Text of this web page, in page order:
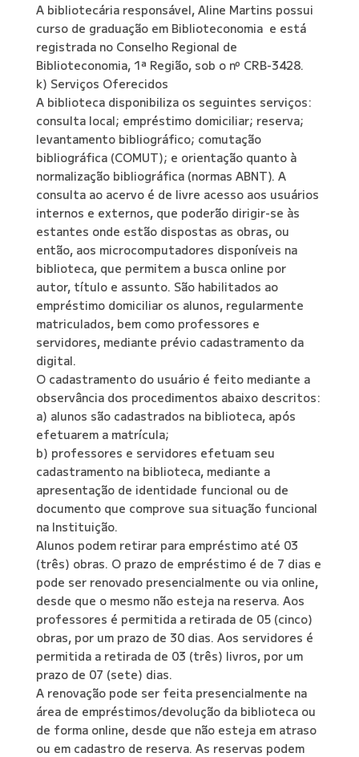
A bibliotecária responsável, Aline Martins possui
curso de graduação em Biblioteconomia e está
registrada no Conselho Regional de
Biblioteconomia, 1ª Região, sob o nº CRB-3428.
k) Serviços Oferecidos
A biblioteca disponibiliza os seguintes serviços:
consulta local; empréstimo domiciliar; reserva;
levantamento bibliográfico; comutação
bibliográfica (COMUT); e orientação quanto à
normalização bibliográfica (normas ABNT). A
consulta ao acervo é de livre acesso aos usuários
internos e externos, que poderão dirigir-se às
estantes onde estão dispostas as obras, ou
então, aos microcomputadores disponíveis na
biblioteca, que permitem a busca online por
autor, título e assunto. São habilitados ao
empréstimo domiciliar os alunos, regularmente
matriculados, bem como professores e
servidores, mediante prévio cadastramento da
digital.
O cadastramento do usuário é feito mediante a
observância dos procedimentos abaixo descritos:
a) alunos são cadastrados na biblioteca, após
efetuarem a matrícula;
b) professores e servidores efetuam seu
cadastramento na biblioteca, mediante a
apresentação de identidade funcional ou de
documento que comprove sua situação funcional
na Instituição.
Alunos podem retirar para empréstimo até 03
(três) obras. O prazo de empréstimo é de 7 dias e
pode ser renovado presencialmente ou via online,
desde que o mesmo não esteja na reserva. Aos
professores é permitida a retirada de 05 (cinco)
obras, por um prazo de 30 dias. Aos servidores é
permitida a retirada de 03 (três) livros, por um
prazo de 07 (sete) dias.
A renovação pode ser feita presencialmente na
área de empréstimos/devolução da biblioteca ou
de forma online, desde que não esteja em atraso
ou em cadastro de reserva. As reservas podem